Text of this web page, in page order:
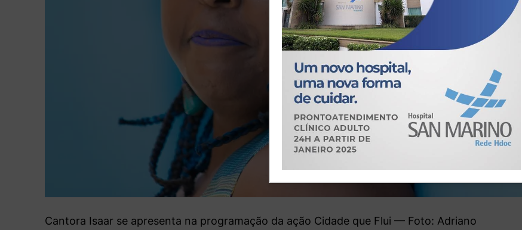
Cantora Isaar se apresenta na programação da ação Cidade que Flui — Foto: Adriano